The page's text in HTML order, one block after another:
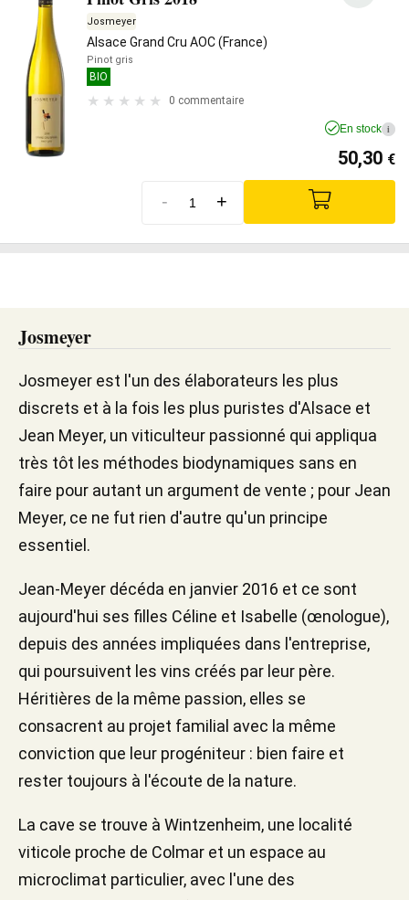
Josmeyer
Alsace Grand Cru AOC (France)
Pinot gris
BIO
0 commentaire
En stock i
50,30 €
- +
Josmeyer
Josmeyer est l'un des élaborateurs les plus
discrets et à la fois les plus puristes d'Alsace et
Jean Meyer, un viticulteur passionné qui appliqua
très tôt les méthodes biodynamiques sans en
faire pour autant un argument de vente ; pour Jean
Meyer, ce ne fut rien d'autre qu'un principe
essentiel.
Jean-Meyer décéda en janvier 2016 et ce sont
aujourd'hui ses filles Céline et Isabelle (œnologue),
depuis des années impliquées dans l'entreprise,
qui poursuivent les vins créés par leur père.
Héritières de la même passion, elles se
consacrent au projet familial avec la même
conviction que leur progéniteur : bien faire et
rester toujours à l'écoute de la nature.
La cave se trouve à Wintzenheim, une localité
viticole proche de Colmar et un espace au
microclimat particulier, avec l'une des